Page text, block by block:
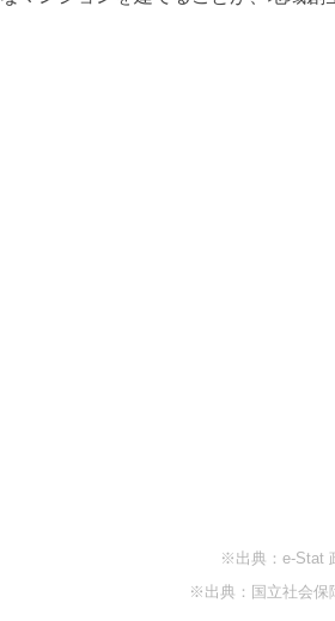
※出典：e-Stat
※出典：国立社会保